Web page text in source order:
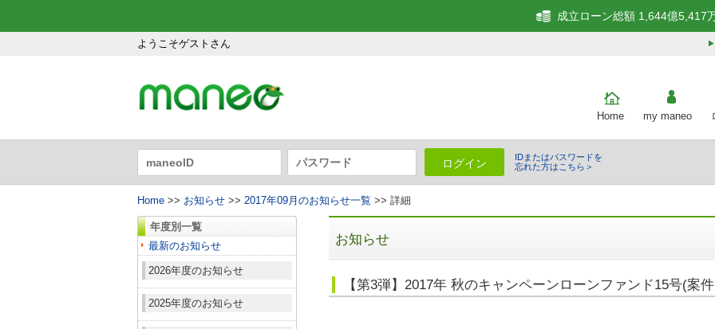
ようこそゲストさん
成立ローン総額 1,644億5,417
Home my maneo
ログイン
IDまたはパスワードを
忘れた方はこちら＞
Home >> お知らせ >> 2017年09月のお知らせ一覧 >> 詳細
年度別一覧
最新のお知らせ
2026年度のお知らせ
2025年度のお知らせ
お知らせ
【第3弾】2017年 秋のキャンペーンローンファンド15号(案